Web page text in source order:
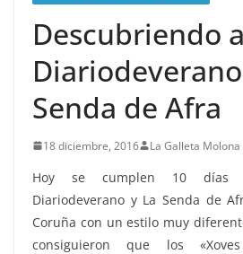
Descubriendo a
Senda de Afra
18 diciembre, 2016 La Galleta Molona
Hoy se cumplen 10 días
Diariodeverano y La Senda de
Coruña con un estilo muy
consiguieron que los